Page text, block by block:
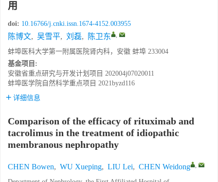
用
doi: 10.16766/j.cnki.issn.1674-4152.003955
陈博文, 吴雪平, 刘磊, 陈卫东 ,
蚌埠医科大学第一附属医院肾内科，安徽 蚌埠 233004
基金项目:
安徽省重点研究与开发计划项目 202004j07020011
蚌埠医学院自然科学重点项目 2021byzd116
详细信息
Comparison of the efficacy of rituximab and
tacrolimus in the treatment of idiopathic
membranous nephropathy
CHEN Bowen, WU Xueping, LIU Lei, CHEN Weidong ,